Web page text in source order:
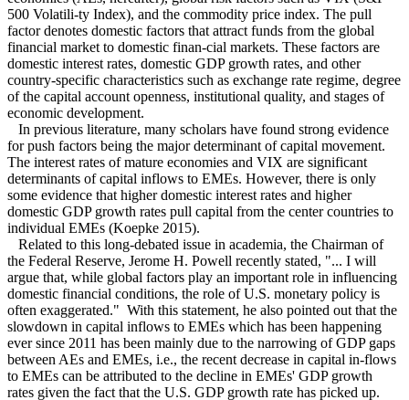
500 Volatili-ty Index), and the commodity price index. The pull
factor denotes domestic factors that attract funds from the global
financial market to domestic finan-cial markets. These factors are
domestic interest rates, domestic GDP growth rates, and other
country-specific characteristics such as exchange rate regime, degree
of the capital account openness, institutional quality, and stages of
economic development.
In previous literature, many scholars have found strong evidence
for push factors being the major determinant of capital movement.
The interest rates of mature economies and VIX are significant
determinants of capital inflows to EMEs. However, there is only
some evidence that higher domestic interest rates and higher
domestic GDP growth rates pull capital from the center countries to
individual EMEs (Koepke 2015).
Related to this long-debated issue in academia, the Chairman of
the Federal Reserve, Jerome H. Powell recently stated, "... I will
argue that, while global factors play an important role in influencing
domestic financial conditions, the role of U.S. monetary policy is
often exaggerated." With this statement, he also pointed out that the
slowdown in capital inflows to EMEs which has been happening
ever since 2011 has been mainly due to the narrowing of GDP gaps
between AEs and EMEs, i.e., the recent decrease in capital in-flows
to EMEs can be attributed to the decline in EMEs' GDP growth
rates given the fact that the U.S. GDP growth rate has picked up.